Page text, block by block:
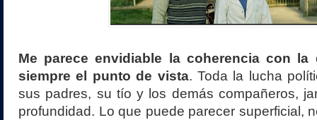
Me parece envidiable la coherencia con la
siempre el punto de vista. Toda la lucha
sus padres, su tío y los demás compañeros,
profundidad. Lo que puede parecer superficial,